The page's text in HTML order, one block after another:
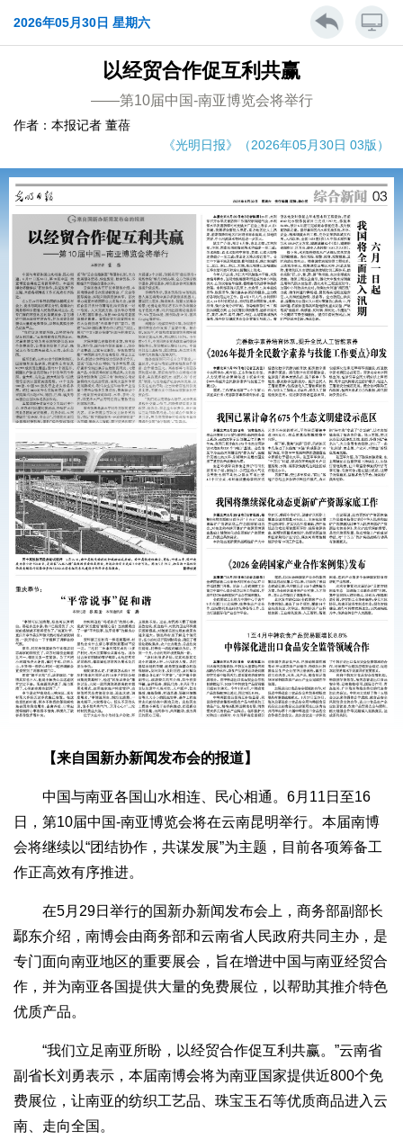
2026年05月30日 星期六
以经贸合作促互利共赢
——第10届中国-南亚博览会将举行
作者：本报记者 董蓓
《光明日报》（2026年05月30日 03版）
【来自国新办新闻发布会的报道】
中国与南亚各国山水相连、民心相通。6月11日至16
日，第10届中国-南亚博览会将在云南昆明举行。本届南博
会将继续以“团结协作，共谋发展”为主题，目前各项筹备工
作正高效有序推进。
在5月29日举行的国新办新闻发布会上，商务部副部长
鄢东介绍，南博会由商务部和云南省人民政府共同主办，是
专门面向南亚地区的重要展会，旨在增进中国与南亚经贸合
作，并为南亚各国提供大量的免费展位，以帮助其推介特色
优质产品。
“我们立足南亚所盼，以经贸合作促互利共赢。”云南省
副省长刘勇表示，本届南博会将为南亚国家提供近800个免
费展位，让南亚的纺织工艺品、珠宝玉石等优质商品进入云
南、走向全国。